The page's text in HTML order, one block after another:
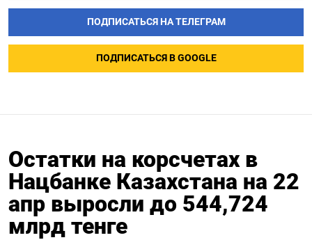
ПОДПИСАТЬСЯ НА ТЕЛЕГРАМ
ПОДПИСАТЬСЯ В GOOGLE
Остатки на корсчетах в
Нацбанке Казахстана на 22
апр выросли до 544,724
млрд тенге